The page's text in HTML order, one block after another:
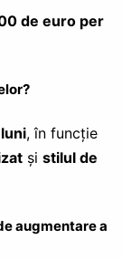
de euro per
, în funcție
și stilul de
augmentare a